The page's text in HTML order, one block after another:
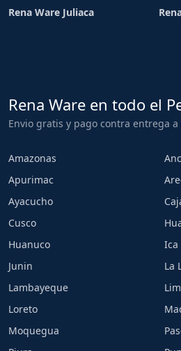
Rena Ware Juliaca
Rena Ware en todo el
Envio gratis y pago contra entrega
Amazonas
Apurimac
Ayacucho
Cusco
Huanuco
Ica
Junin
La
Lambayeque
Loreto
Moquegua